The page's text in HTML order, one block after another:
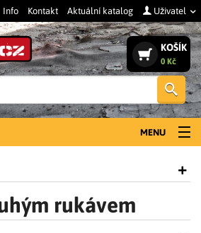
Info Kontakt Aktuální katalog Uživatel
KOŠÍK
0 Kč
MENU
rukávem